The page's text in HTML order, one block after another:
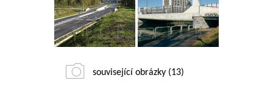
související obrázky (13)